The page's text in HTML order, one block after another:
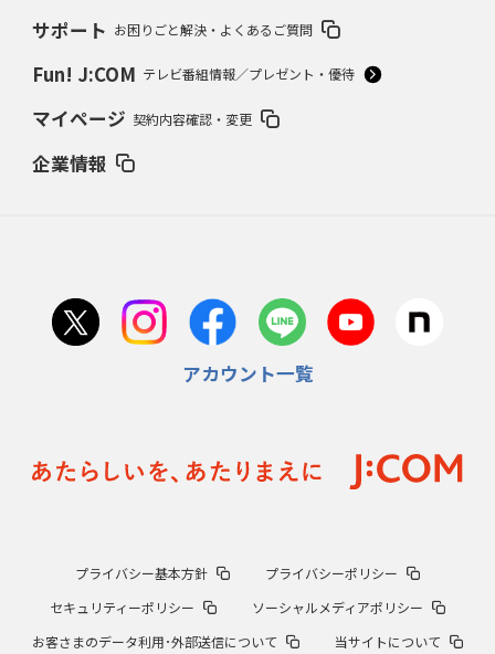
サポート お困りごと解決・よくあるご質問
Fun! J:COM テレビ番組情報／プレゼント・優待
マイページ 契約内容確認・変更
企業情報
アカウント一覧
プライバシー基本方針
プライバシーポリシー
セキュリティーポリシー
ソーシャルメディアポリシー
お客さまのデータ利用･外部送信について
当サイトについて